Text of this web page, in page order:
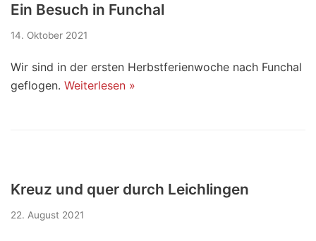
Ein Besuch in Funchal
14. Oktober 2021
Wir sind in der ersten Herbstferienwoche nach Funchal
geflogen. Weiterlesen »
Kreuz und quer durch Leichlingen
22. August 2021